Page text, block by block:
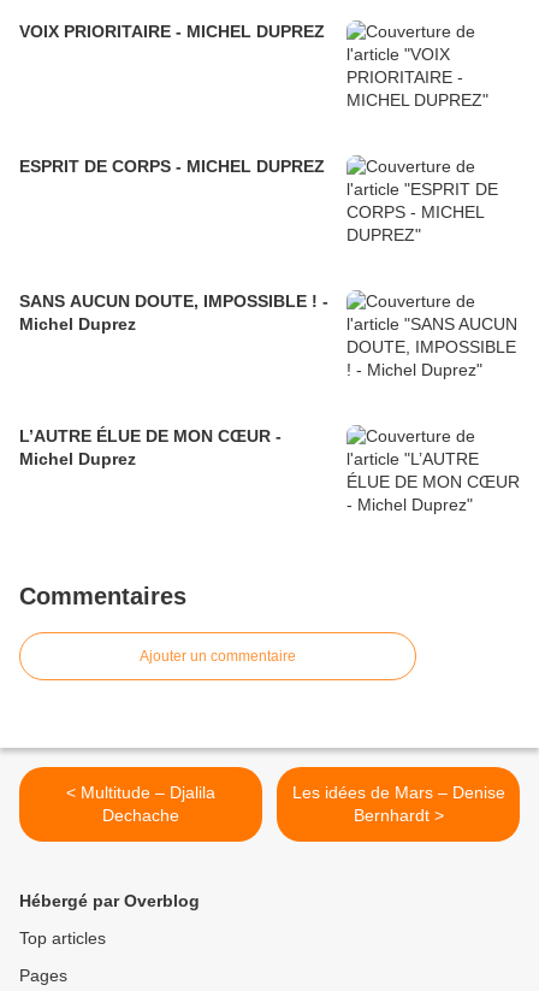
VOIX PRIORITAIRE - MICHEL DUPREZ
ESPRIT DE CORPS - MICHEL DUPREZ
SANS AUCUN DOUTE, IMPOSSIBLE ! -
Michel Duprez
L’AUTRE ÉLUE DE MON CŒUR -
Michel Duprez
Commentaires
Ajouter un commentaire
< Multitude – Djalila
Dechache
Les idées de Mars – Denise
Bernhardt >
Hébergé par Overblog
Top articles
Pages